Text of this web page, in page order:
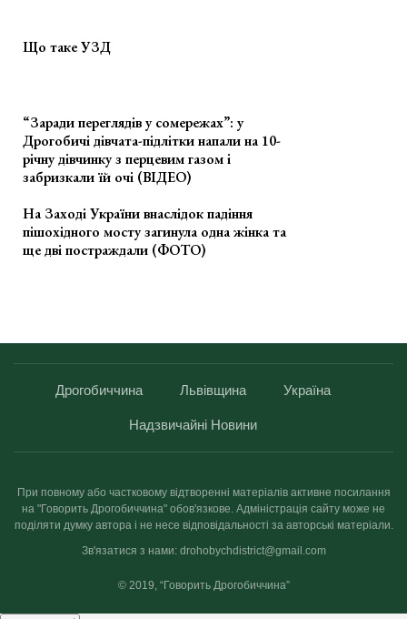
Що таке УЗД
“Заради переглядів у сомережах”: у
Дрогобичі дівчата-підлітки напали на 10-
річну дівчинку з перцевим газом і
забризкали їй очі (ВІДЕО)
На Заході України внаслідок падіння
пішохідного мосту загинула одна жінка та
ще дві постраждали (ФОТО)
Дрогобиччина Львівщина Україна
Надзвичайні Новини
При повному або частковому відтворенні матеріалів активне посилання
на "Говорить Дрогобиччина" обов'язкове. Адміністрація сайту може не
поділяти думку автора і не несе відповідальності за авторські матеріали.
Зв'язатися з нами: drohobychdistrict@gmail.com
© 2019, “Говорить Дрогобиччина”